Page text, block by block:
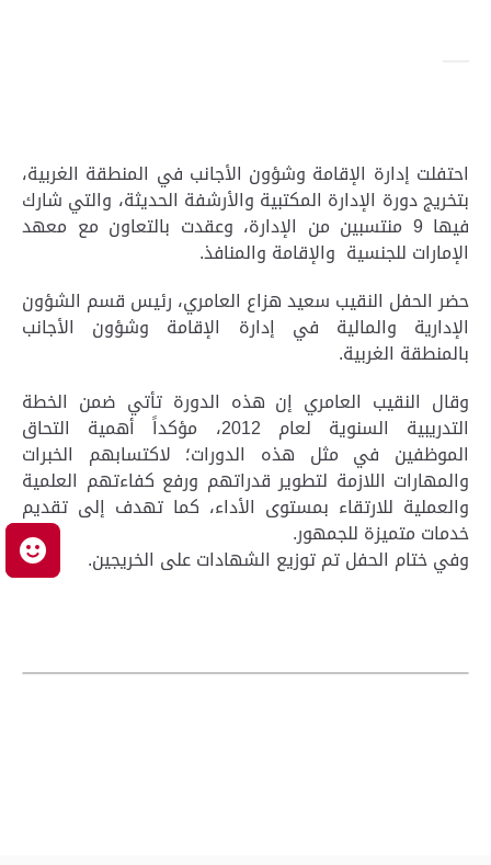
احتفلت إدارة الإقامة وشؤون الأجانب في المنطقة الغربية،
بتخريج دورة الإدارة المكتبية والأرشفة الحديثة، والتي شارك
فيها 9 منتسبين من الإدارة، وعقدت بالتعاون مع معهد
الإمارات للجنسية والإقامة والمنافذ.
حضر الحفل النقيب سعيد هزاع العامري، رئيس قسم الشؤون
الإدارية والمالية في إدارة الإقامة وشؤون الأجانب
بالمنطقة الغربية.
وقال النقيب العامري إن هذه الدورة تأتي ضمن الخطة
التدريبية السنوية لعام 2012، مؤكداً أهمية التحاق
الموظفين في مثل هذه الدورات؛ لاكتسابهم الخبرات
والمهارات اللازمة لتطوير قدراتهم ورفع كفاءتهم العلمية
والعملية للارتقاء بمستوى الأداء، كما تهدف إلى تقديم
خدمات متميزة للجمهور.
وفي ختام الحفل تم توزيع الشهادات على الخريجين.